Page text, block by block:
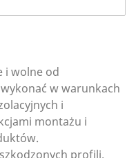
i wolne od
w warunkach
i
montażu i
profili.